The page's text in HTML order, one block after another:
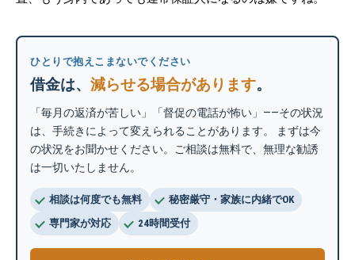
ひとりで抱えこまないでください
借金は、 減らせる場合があります。
「毎月の返済が苦しい」「督促の電話が怖い」——その状況
は、手続きによって変えられることがあります。 まずは今
の状況をお聞かせください。ご相談は無料で、無理な勧誘
は一切いたしません。
相談は何度でも無料
秘密厳守・家族に内緒でOK
専門家が対応
24時間受付